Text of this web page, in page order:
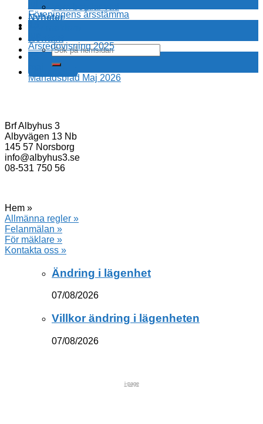
Nyheter
Felanmälan
Föreningens årsstämma
Årsredovisning 2025
Månadsblad Maj 2026
Brf Albyhus 3
Albyvägen 13 Nb
145 57 Norsborg
info@albyhus3.se
08-531 750 56
Hem »
Allmänna regler »
Felanmälan »
För mäklare »
Kontakta oss »
Ändring i lägenhet
07/08/2026
Villkor ändring i lägenheten
07/08/2026
i-page